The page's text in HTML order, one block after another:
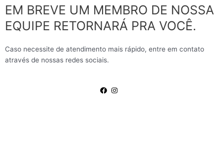
EM BREVE UM MEMBRO DE NOSSA
EQUIPE RETORNARÁ PRA VOCÊ.
Caso necessite de atendimento mais rápido, entre em contato
através de nossas redes sociais.